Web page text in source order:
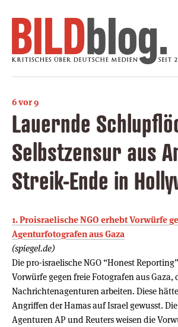
6 vor 9
Lauernde
Selbstzensur aus
Streik-Ende in
1. Proisraelische NGO erhebt Vorwürfe
Agenturfotografen aus Gaza
(spiegel.de)
Die pro-israelische NGO “Honest
Vorwürfe gegen freie Fotografen aus Gaza,
Nachrichtenagenturen arbeiten. Diese
Angriffen der Hamas auf Israel gewusst.
Agenturen AP und Reuters weisen die